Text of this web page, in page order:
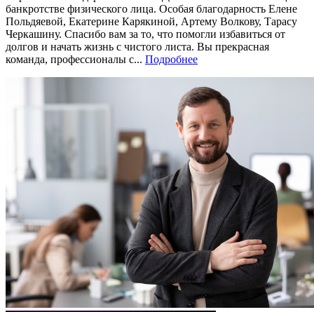
банкротстве физического лица. Особая благодарность Елене
Польдяевой, Екатерине Карякиной, Артему Волкову, Тарасу
Черкашину. Спасибо вам за то, что помогли избавиться от
долгов и начать жизнь с чистого листа. Вы прекрасная
команда, профессионалы с... Подробнее